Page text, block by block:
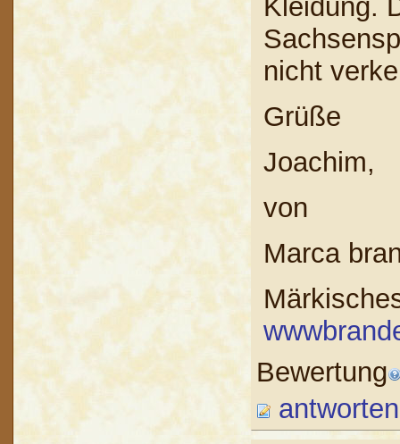
Kleidung.
nicht
Grüße
Joachim,
von
Marca
Bewertung
antworten